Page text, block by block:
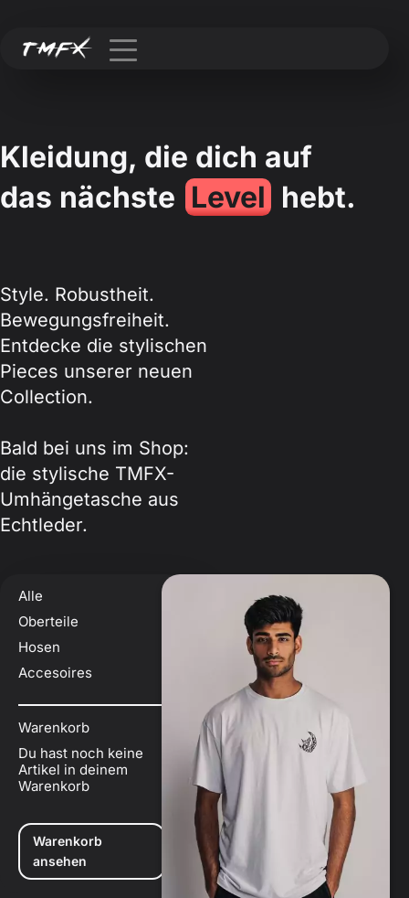
Kleidung, die dich auf
das nächste Level hebt.
Style. Robustheit.
Bewegungsfreiheit.
Entdecke die stylischen
Pieces unserer neuen
Collection.
Bald bei uns im Shop:
die stylische TMFX-
Umhängetasche aus
Echtleder.
Alle
Oberteile
Hosen
Accesoires
Warenkorb
Du hast noch keine
Artikel in deinem
Warenkorb
Warenkorb
ansehen